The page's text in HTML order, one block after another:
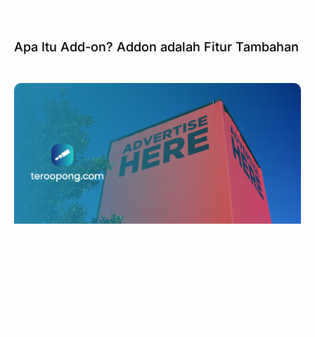
Apa Itu Add-on? Addon adalah Fitur Tambahan